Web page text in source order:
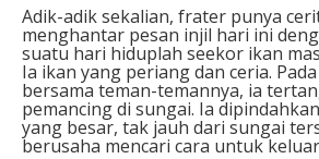
Adik-adik sekalian, frater punya
menghantar pesan injil hari ini
suatu hari hiduplah seekor ikan
Ia ikan yang periang dan ceria.
bersama teman-temannya, ia
pemancing di sungai. Ia
yang besar, tak jauh dari sungai
berusaha mencari cara untuk